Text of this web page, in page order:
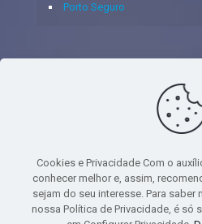
Porto Seguro
© 2020 - Yoshie & Maia
05.459.716/0001-75 -
PAVIMENTO - CEP 06.020-012 -
TELEFONE - (11)
Cookies e Privacidade Com o
conhecer melhor e, assim,
sejam do seu interesse. Para
nossa Política de Privacidade, é só